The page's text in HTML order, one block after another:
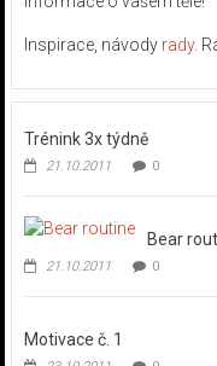
Inspirace, návody rady.
Trénink 3x týdně
21.10.2011 0
Bear
21.10.2011 0
Motivace č. 1